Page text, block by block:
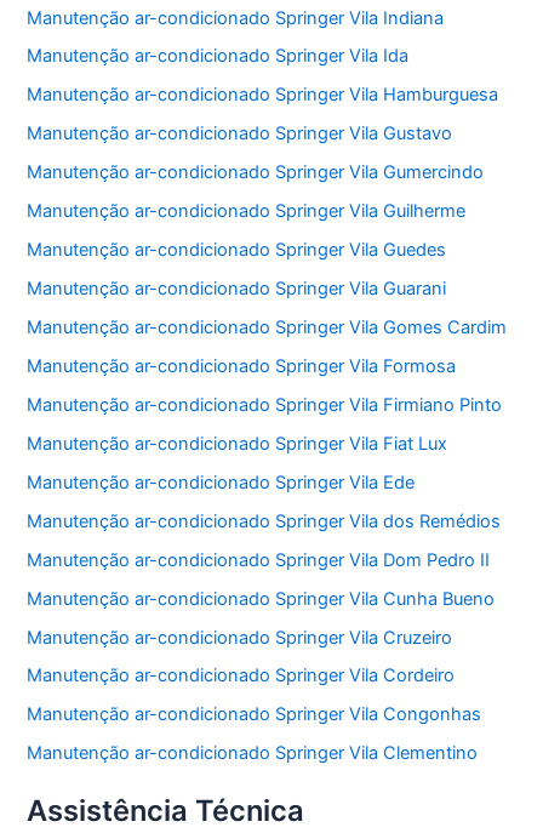
Manutenção ar-condicionado Springer Vila Indiana
Manutenção ar-condicionado Springer Vila Ida
Manutenção ar-condicionado Springer Vila Hamburguesa
Manutenção ar-condicionado Springer Vila Gustavo
Manutenção ar-condicionado Springer Vila Gumercindo
Manutenção ar-condicionado Springer Vila Guilherme
Manutenção ar-condicionado Springer Vila Guedes
Manutenção ar-condicionado Springer Vila Guarani
Manutenção ar-condicionado Springer Vila Gomes Cardim
Manutenção ar-condicionado Springer Vila Formosa
Manutenção ar-condicionado Springer Vila Firmiano Pinto
Manutenção ar-condicionado Springer Vila Fiat Lux
Manutenção ar-condicionado Springer Vila Ede
Manutenção ar-condicionado Springer Vila dos Remédios
Manutenção ar-condicionado Springer Vila Dom Pedro II
Manutenção ar-condicionado Springer Vila Cunha Bueno
Manutenção ar-condicionado Springer Vila Cruzeiro
Manutenção ar-condicionado Springer Vila Cordeiro
Manutenção ar-condicionado Springer Vila Congonhas
Manutenção ar-condicionado Springer Vila Clementino
Assistência Técnica